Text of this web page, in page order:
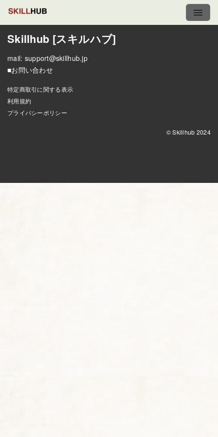
Skillhub [スキルハブ]
mail: support@skillhub.jp
■お問い合わせ
特定商取引に関する表示
利用規約
プライバシーポリシー
© Skillhub 2024